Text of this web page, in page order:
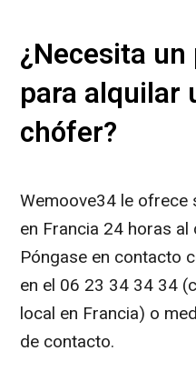
¿Necesita
para alquilar
chófer?
Wemoove34 le ofrece
en Francia 24 horas al
Póngase en contacto
en el 06 23 34 34 34
local en Francia) o
de contacto.